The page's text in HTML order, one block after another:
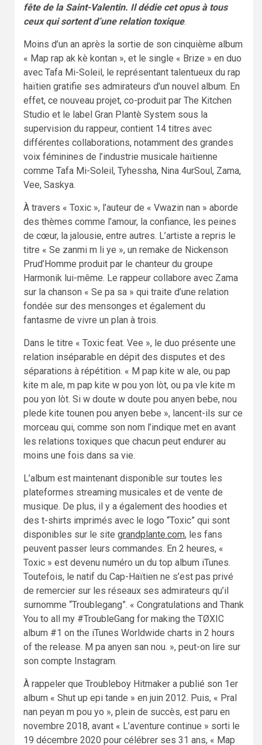
fête de la Saint-Valentin. Il dédie cet opus à tous
ceux qui sortent d’une relation toxique.
Moins d’un an après la sortie de son cinquième album
« Map rap ak kè kontan », et le single « Brize » en duo
avec Tafa Mi-Soleil, le représentant talentueux du rap
haïtien gratifie ses admirateurs d’un nouvel album. En
effet, ce nouveau projet, co-produit par The Kitchen
Studio et le label Gran Plantè System sous la
supervision du rappeur, contient 14 titres avec
différentes collaborations, notamment des grandes
voix féminines de l’industrie musicale haïtienne
comme Tafa Mi-Soleil, Tyhessha, Nina 4urSoul, Zama,
Vee, Saskya.
À travers « Toxic », l’auteur de « Vwazin nan » aborde
des thèmes comme l’amour, la confiance, les peines
de cœur, la jalousie, entre autres. L’artiste a repris le
titre « Se zanmi m li ye », un remake de Nickenson
Prud’Homme produit par le chanteur du groupe
Harmonik lui-même. Le rappeur collabore avec Zama
sur la chanson « Se pa sa » qui traite d’une relation
fondée sur des mensonges et également du
fantasme de vivre un plan à trois.
Dans le titre « Toxic feat. Vee », le duo présente une
relation inséparable en dépit des disputes et des
séparations à répétition. « M pap kite w ale, ou pap
kite m ale, m pap kite w pou yon lòt, ou pa vle kite m
pou yon lòt. Si w doute w doute pou anyen bebe, nou
plede kite tounen pou anyen bebe », lancent-ils sur ce
morceau qui, comme son nom l’indique met en avant
les relations toxiques que chacun peut endurer au
moins une fois dans sa vie.
L’album est maintenant disponible sur toutes les
plateformes streaming musicales et de vente de
musique. De plus, il y a également des hoodies et
des t-shirts imprimés avec le logo “Toxic” qui sont
disponibles sur le site grandplante.com, les fans
peuvent passer leurs commandes. En 2 heures, «
Toxic » est devenu numéro un du top album iTunes.
Toutefois, le natif du Cap-Haïtien ne s’est pas privé
de remercier sur les réseaux ses admirateurs qu’il
surnomme “Troublegang”. « Congratulations and Thank
You to all my #TroubleGang for making the TØXIC
album #1 on the iTunes Worldwide charts in 2 hours
of the release. M pa anyen san nou. », peut-on lire sur
son compte Instagram.
À rappeler que Troubleboy Hitmaker a publié son 1er
album « Shut up epi tande » en juin 2012. Puis, « Pral
nan peyan m pou yo », plein de succès, est paru en
novembre 2018, avant « L’aventure continue » sorti le
19 décembre 2020 pour célébrer ses 31 ans, « Map